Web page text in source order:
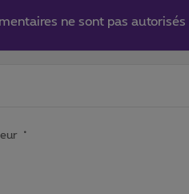
ne sont pas